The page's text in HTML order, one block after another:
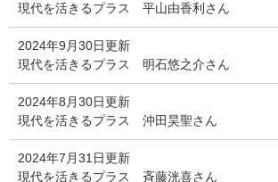
現代を活きるプラス 平山由香利さん
2024年9月30日更新
現代を活きるプラス 明石悠之介さん
2024年8月30日更新
現代を活きるプラス 沖田昊聖さん
2024年7月31日更新
現代を活きるプラス 斉藤洸喜さん